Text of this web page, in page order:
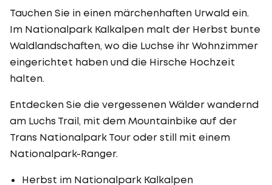
Tauchen Sie in einen märchenhaften Urwald ein.
Im Nationalpark Kalkalpen malt der Herbst bunte
Waldlandschaften, wo die Luchse ihr Wohnzimmer
eingerichtet haben und die Hirsche Hochzeit
halten.
Entdecken Sie die vergessenen Wälder wandernd
am Luchs Trail, mit dem Mountainbike auf der
Trans Nationalpark Tour oder still mit einem
Nationalpark-Ranger.
Herbst im Nationalpark Kalkalpen